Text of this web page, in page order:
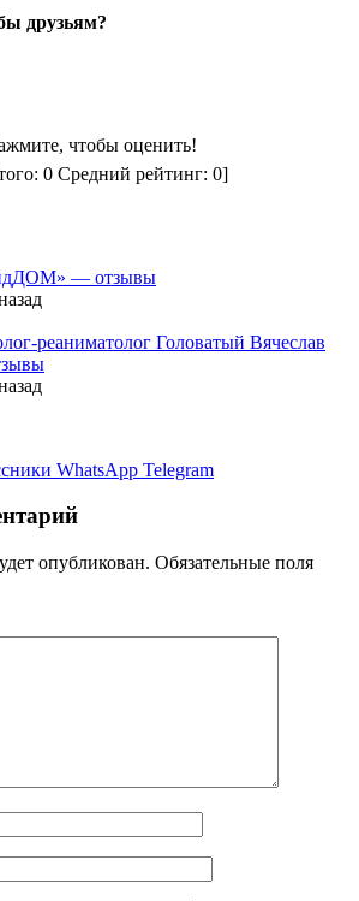
друзьям?
чтобы оценить!
0Средний рейтинг: 0]
— отзывы
реаниматолог Головатый Вячеслав
WhatsApp Telegram
опубликован. Обязательные поля